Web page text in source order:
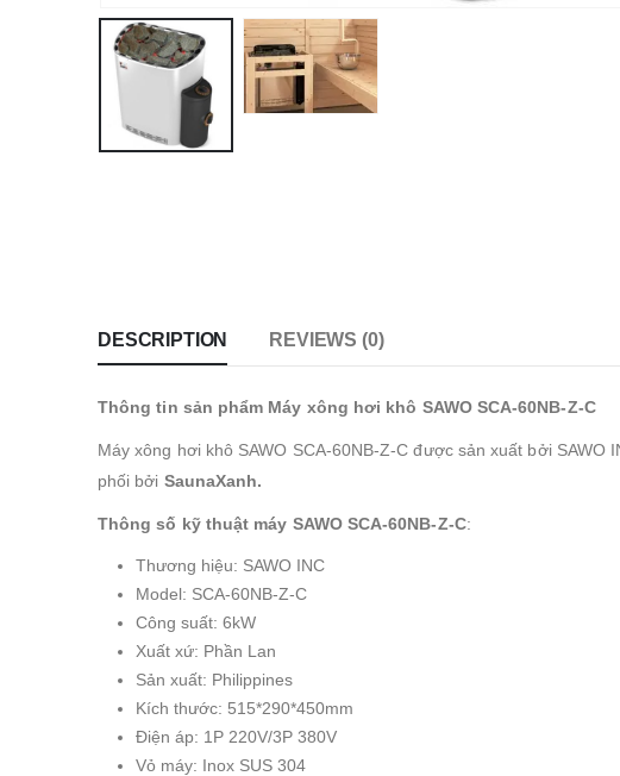
DESCRIPTION REVIEWS (0)
Thông tin sản phẩm Máy xông hơi khô SAWO SCA-60NB-Z-C
Máy xông hơi khô SAWO SCA-60NB-Z-C được sản xuất bởi
phối bởi SaunaXanh.
Thông số kỹ thuật máy SAWO SCA-60NB-Z-C:
Thương hiệu: SAWO INC
Model: SCA-60NB-Z-C
Công suất: 6kW
Xuất xứ: Phần Lan
Sản xuất: Philippines
Kích thước: 515*290*450mm
Điện áp: 1P 220V/3P 380V
Vỏ máy: Inox SUS 304